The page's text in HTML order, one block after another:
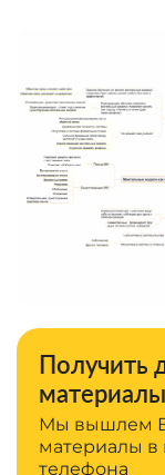
Получить
Мы вышлем
материалы
телефона